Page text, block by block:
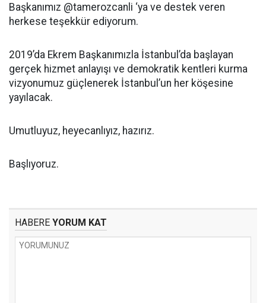
Başkanımız @tamerozcanli ‘ya ve destek veren
herkese teşekkür ediyorum.
2019’da Ekrem Başkanımızla İstanbul’da başlayan
gerçek hizmet anlayışı ve demokratik kentleri kurma
vizyonumuz güçlenerek İstanbul’un her köşesine
yayılacak.
Umutluyuz, heyecanlıyız, hazırız.
Başlıyoruz.
HABERE YORUM KAT